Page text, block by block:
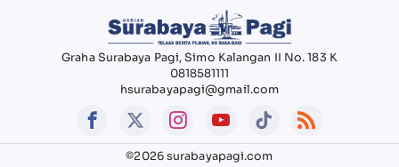
Graha Surabaya Pagi, Simo Kalangan II No. 183 K
0818581111
hsurabayapagi@gmail.com
©2026 surabayapagi.com